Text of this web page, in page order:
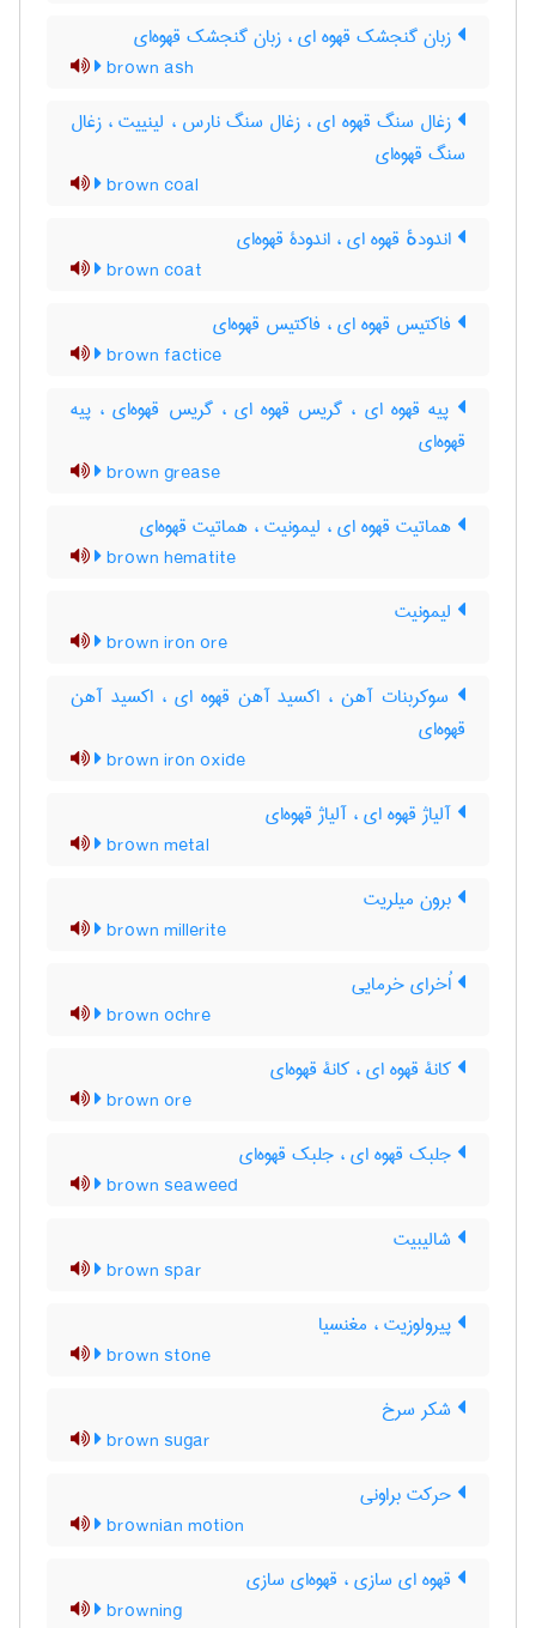
زبان گنجشک قهوه ای ، زبان گنجشک قهوه‌ای
brown ash
زغال سنگ قهوه ای ، زغال سنگ نارس ، لینییت ، زغال
سنگ قهوه‌ای
brown coal
اندودهٔ قهوه ای ، اندودۀ قهوه‌ای
brown coat
فاکتیس قهوه ای ، فاکتیس قهوه‌ای
brown factice
پیه قهوه ای ، گریس قهوه ای ، گریس قهوه‌ای ، پیه
قهوه‌ای
brown grease
هماتیت قهوه ای ، لیمونیت ، هماتیت قهوه‌ای
brown hematite
لیمونیت
brown iron ore
سوکربنات آهن ، اکسید آهن قهوه ای ، اکسید آهن
قهوه‌ای
brown iron oxide
آلیاژ قهوه ای ، آلیاژ قهوه‌ای
brown metal
برون میلریت
brown millerite
اُخرای خرمایی
brown ochre
کانۀ قهوه ای ، کانۀ قهوه‌ای
brown ore
جلبک قهوه ای ، جلبک قهوه‌ای
brown seaweed
شالیبیت
brown spar
پیرولوزیت ، مغنسیا
brown stone
شکر سرخ
brown sugar
حرکت براونی
brownian motion
قهوه ای سازی ، قهوه‌ای سازی
browning